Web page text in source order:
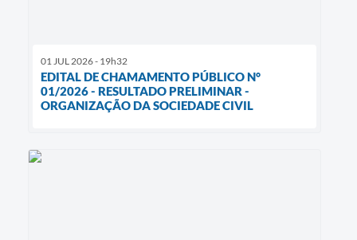
01 JUL 2026 - 19h32
EDITAL DE CHAMAMENTO PÚBLICO N°
01/2026 - RESULTADO PRELIMINAR -
ORGANIZAÇÃO DA SOCIEDADE CIVIL